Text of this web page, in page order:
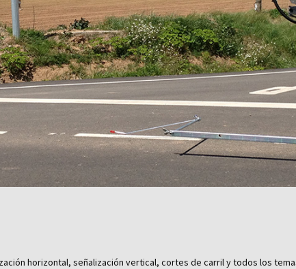
horizontal, señalización vertical, cortes de carril y todos los